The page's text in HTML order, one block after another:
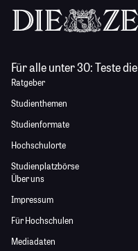
Für alle unter 30:Teste die
Ratgeber
Studienthemen
Studienformate
Hochschulorte
Studienplatzbörse
Über uns
Impressum
Für Hochschulen
Mediadaten